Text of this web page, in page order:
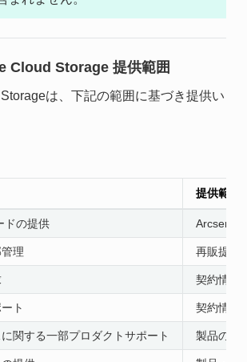
Cloud Storage 提供範囲
は、下記の範囲に基づき提供い
提供範囲
ドの提供 Arcserve
理 再販提供
契約情報
ト 契約情報
関する一部プロダクトサポート 製品の仕